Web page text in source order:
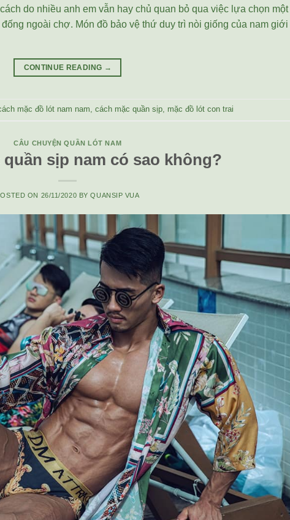
do nhiều anh em vẫn hay chủ quan bỏ qua việc lựa chọn một
ngoài chợ. Món đồ bảo vệ thứ duy trì nòi giống của nam giới
CONTINUE READING →
mặc đồ lót nam nam, cách mặc quần sịp, mặc đồ lót con trai
CÂU CHUYỆN QUẦN LÓT NAM
sịp nam có sao không?
ON 26/11/2020 BYQUANSIP VUA